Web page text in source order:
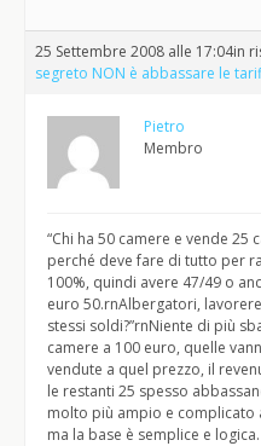
25 Settembre 2008 alle 17:04in
segreto NON è abbassare le
Pietro
Membro
“Chi ha 50 camere e vende 25
perché deve fare di tutto per
100%, quindi avere 47/49 o
euro 50.rnAlbergatori,
stessi soldi?”rnNiente di più
camere a 100 euro, quelle
vendute a quel prezzo, il
le restanti 25 spesso
molto più ampio e complicato
ma la base è semplice e logica.